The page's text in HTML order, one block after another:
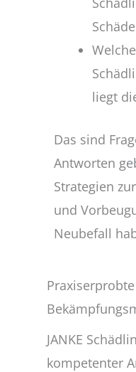
liegt
Das sind
Antworten
Strategien
und
Neubefall
Praxiserprobte
JANKE
kompetenter